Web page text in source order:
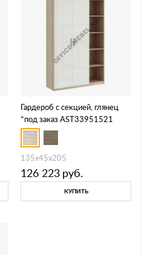
Гардероб с секцией, глянец
*под заказ AST33951521
135x45x205
126 223 руб.
КУПИТЬ